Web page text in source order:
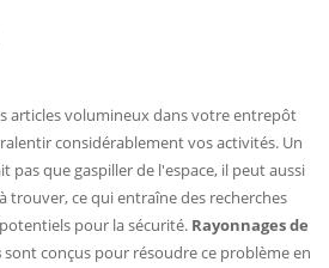
articles volumineux dans votre entrepôt
considérablement vos activités. Un
pas que gaspiller de l'espace, il peut aussi
trouver, ce qui entraîne des recherches
pour la sécurité. Rayonnages de
sont conçus pour résoudre ce problème en